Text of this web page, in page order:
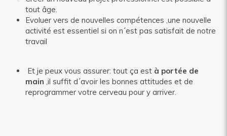
tout âge.
Evoluer vers de nouvelles compétences ,une nouvelle
activité est essentiel si on n´est pas satisfait de notre
travail
Et je peux vous assurer: tout ça est à portée de
main ,il suffit d´avoir les bonnes attitudes et de
reprogrammer votre cerveau pour y arriver.